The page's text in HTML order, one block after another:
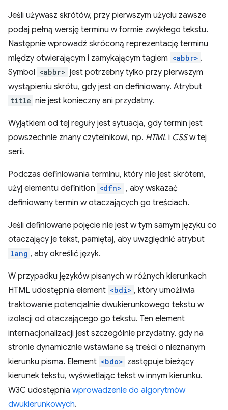
Jeśli używasz skrótów, przy pierwszym użyciu zawsze
podaj pełną wersję terminu w formie zwykłego tekstu.
Następnie wprowadź skróconą reprezentację terminu
między otwierającym i zamykającym tagiem <abbr> .
Symbol <abbr> jest potrzebny tylko przy pierwszym
wystąpieniu skrótu, gdy jest on definiowany. Atrybut
title nie jest konieczny ani przydatny.
Wyjątkiem od tej reguły jest sytuacja, gdy termin jest
powszechnie znany czytelnikowi, np. HTML i CSSw tej
serii.
Podczas definiowania terminu, który nie jest skrótem,
użyj elementu definition <dfn> , aby wskazać
definiowany termin w otaczających go treściach.
Jeśli definiowane pojęcie nie jest w tym samym języku co
otaczający je tekst, pamiętaj, aby uwzględnić atrybut
lang , aby określić język.
W przypadku języków pisanych w różnych kierunkach
HTML udostępnia element <bdi> , który umożliwia
traktowanie potencjalnie dwukierunkowego tekstu w
izolacji od otaczającego go tekstu. Ten element
internacjonalizacji jest szczególnie przydatny, gdy na
stronie dynamicznie wstawiane są treści o nieznanym
kierunku pisma. Element <bdo> zastępuje bieżący
kierunek tekstu, wyświetlając tekst w innym kierunku.
W3C udostępnia wprowadzenie do algorytmów
dwukierunkowych.